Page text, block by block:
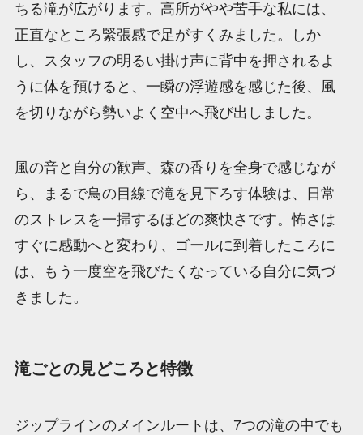
ちる滝が広がります。高所がやや苦手な私には、
正直なところ緊張感で足がすくみました。しか
し、スタッフの明るい掛け声に背中を押されるよ
うに体を預けると、一瞬の浮遊感を感じた後、風
を切りながら勢いよく空中へ飛び出しました。
風の音と自分の歓声、森の香りを全身で感じなが
ら、まるで鳥の目線で滝を見下ろす体験は、日常
のストレスを一掃するほどの爽快さです。怖さは
すぐに感動へと変わり、ゴールに到着したころに
は、もう一度空を飛びたくなっている自分に気づ
きました。
滝ごとの見どころと特徴
ジップラインのメインルートは、7つの滝の中でも